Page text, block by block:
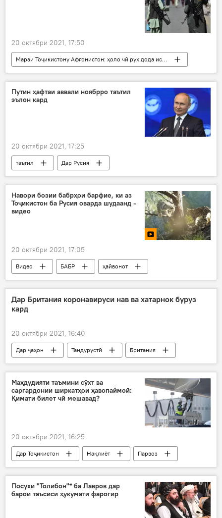
20 октябри 2021, 17:50
Марзи Тоҷикистону Афғонистон: ҳоло чӣ рух дода истодааст?
Дар Тоҷикистон
Афғонистон
КДАМ
Путин ҳафтаи аввали ноябрро таътил
эълон кард
20 октябри 2021, 17:25
таътил Дар Русия
Навори бозии бабрҳои барфие, ки аз
Тоҷикистон ба Русия оварда шудаанд -
видео
20 октябри 2021, 17:05
Видео БАБР
ҳайвонот
паланги барфӣ
Дар Русия
Дар Британия коронавируси нав ва хатарнок буруз
кард
20 октябри 2021, 16:40
Дар ҷаҳон Тандурустӣ
Британия
коронавирус
Коронавирус дар Русия ва ҷаҳон: охирин хабару гузоришҳо
Маҳдудияти таъмини сӯхт ва
саргардонии ширкатҳои ҳавопаймоӣ:
Қимати билет чӣ мешавад?
20 октябри 2021, 16:25
Дар Тоҷикистон Нақлиёт
Парвоз
мавод
сӯзишворӣ
Посухи "Толибон"* ба Лавров дар
барои таъсиси ҳукумати фарогир